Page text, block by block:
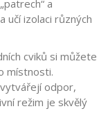
a
učí izolaci různých
cviků si můžete
místnosti.
odpor,
režim je skvělý